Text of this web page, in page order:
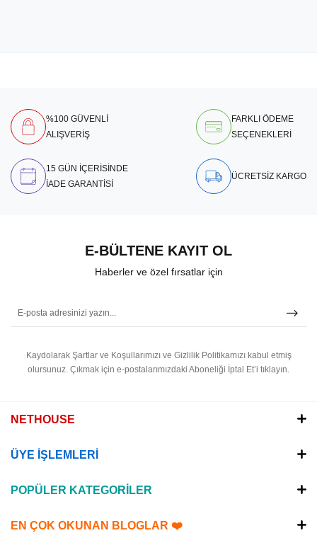
%100 GÜVENLİ
ALIŞVERİŞ
FARKLI ÖDEME
SEÇENEKLERİ
15 GÜN İÇERİSİNDE
İADE GARANTİSİ
ÜCRETSİZ KARGO
E-BÜLTENE KAYIT OL
Haberler ve özel fırsatlar için
Kaydolarak Şartlar ve Koşullarımızı ve Gizlilik Politikamızı kabul etmiş
olursunuz. Çıkmak için e-postalarımızdaki Aboneliği İptal Et’i tıklayın.
NETHOUSE
ÜYE İŞLEMLERİ
POPÜLER KATEGORİLER
EN ÇOK OKUNAN BLOGLAR ❤️